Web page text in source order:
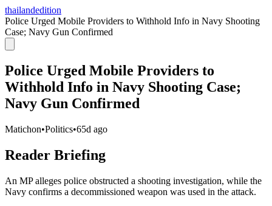
thailandedition
Police Urged Mobile Providers to Withhold Info in Navy Shooting
Case; Navy Gun Confirmed
Police Urged Mobile Providers to
Withhold Info in Navy Shooting Case;
Navy Gun Confirmed
Matichon•Politics•65d ago
Reader Briefing
An MP alleges police obstructed a shooting investigation, while the
Navy confirms a decommissioned weapon was used in the attack.